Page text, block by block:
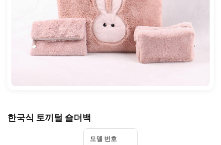
한국식 토끼털 숄더백
모델 번호